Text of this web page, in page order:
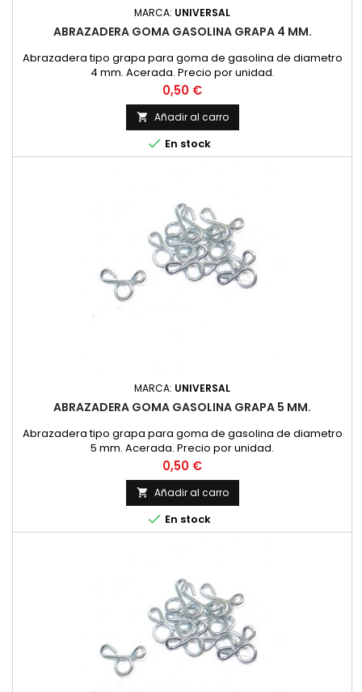
MARCA: UNIVERSAL
ABRAZADERA GOMA GASOLINA GRAPA 4 MM.
Abrazadera tipo grapa para goma de gasolina de diametro
4 mm. Acerada. Precio por unidad.
Precio
0,50 €
 Añadir al carro
 En stock
MARCA: UNIVERSAL
ABRAZADERA GOMA GASOLINA GRAPA 5 MM.
Abrazadera tipo grapa para goma de gasolina de diametro
5 mm. Acerada. Precio por unidad.
Precio
0,50 €
 Añadir al carro
 En stock